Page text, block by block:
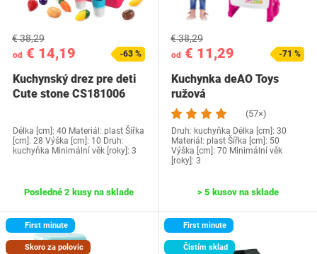
od € 14,19
€ 38,29
-63 %
Kuchynský drez pre deti
Cute stone CS181006
Délka [cm]: 40 Materiál: plast Šířka
[cm]: 28 Výška [cm]: 10 Druh:
kuchyňka Minimální věk [roky]: 3
Posledné 2 kusy na sklade
od € 11,29
€ 38,29
-71 %
Kuchynka deAO Toys
ružová
(57×)
Druh: kuchyňka Délka [cm]: 30
Materiál: plast Šířka [cm]: 50
Výška [cm]: 70 Minimální věk
[roky]: 3
> 5 kusov na sklade
First minute
Skoro za polovic
First minute
Čistím sklad